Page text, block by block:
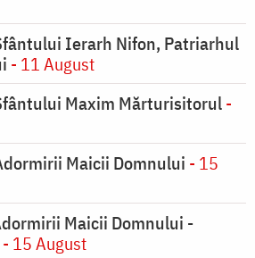
Ierarh Nifon, Patriarhul
- 11 August
Maxim Mărturisitorul-
Maicii Domnului - 15
Maicii Domnului -
- 15 August